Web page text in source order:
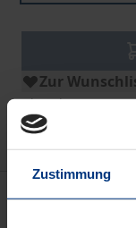
Zustimmung
Zur
Hinweise zu